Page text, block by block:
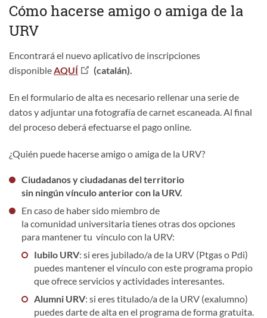
Cómo hacerse amigo o amiga de la
URV
Encontrará el nuevo aplicativo de inscripciones
disponible AQUÍ (catalán).
En el formulario de alta es necesario rellenar una serie de
datos y adjuntar una fotografía de carnet escaneada. Al final
del proceso deberá efectuarse el pago online.
¿Quién puede hacerse amigo o amiga de la URV?
Ciudadanos y ciudadanas del territorio
sin ningún vínculo anterior con la URV.
En caso de haber sido miembro de
la comunidad universitaria tienes otras dos opciones
para mantener tu vínculo con la URV:
Iubilo URV: si eres jubilado/a de la URV (Ptgas o Pdi)
puedes mantener el vínculo con este programa propio
que ofrece servicios y actividades interesantes.
Alumni URV: si eres titulado/a de la URV (exalumno)
puedes darte de alta en el programa de forma gratuita.